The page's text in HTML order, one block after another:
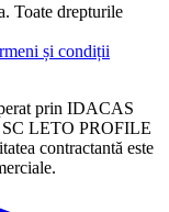
. Toate drepturile
și condiții
prin IDACAS
SC LETO PROFILE
contractantă este